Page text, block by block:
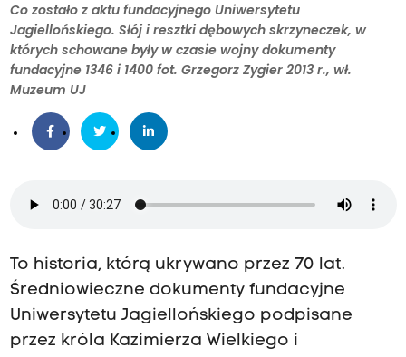
Co zostało z aktu fundacyjnego Uniwersytetu
Jagiellońskiego. Słój i resztki dębowych skrzyneczek, w
których schowane były w czasie wojny dokumenty
fundacyjne 1346 i 1400 fot. Grzegorz Zygier 2013 r., wł.
Muzeum UJ
To historia, którą ukrywano przez 70 lat.
Średniowieczne dokumenty fundacyjne
Uniwersytetu Jagiellońskiego podpisane
przez króla Kazimierza Wielkiego i